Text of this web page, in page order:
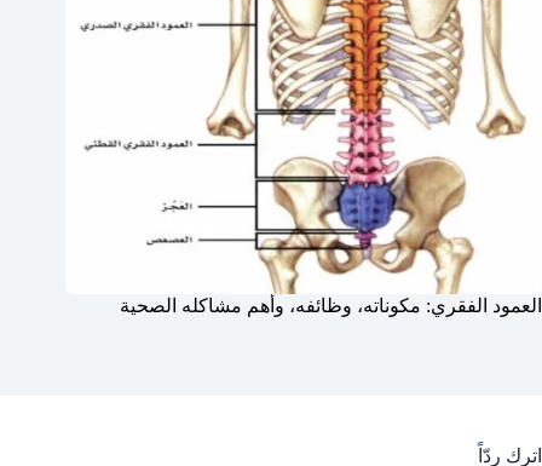
العمود الفقري: مكوناته، وظائفه، وأهم مشاكله الصحية
اترك ردّاً